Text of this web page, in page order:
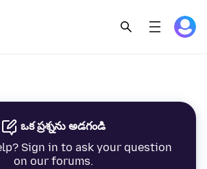
ఒక ప్రశ్నను అడగండి
Sign in to ask your question
on our forums.